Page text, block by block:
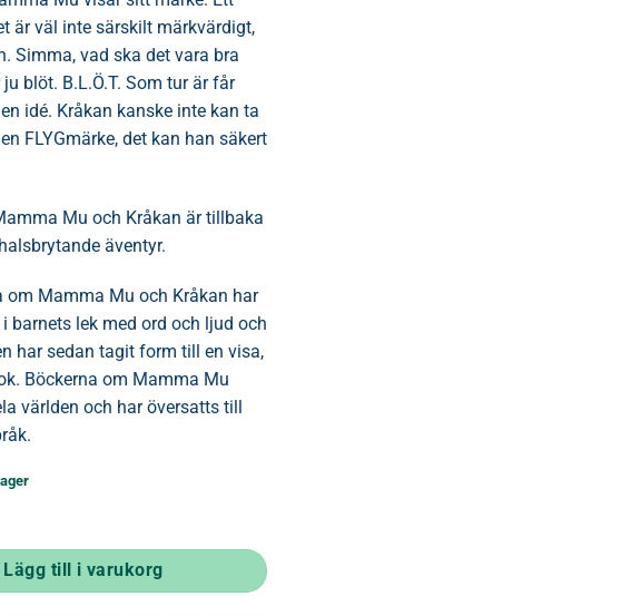
är väl inte särskilt märkvärdigt,
Simma, vad ska det vara bra
blöt. B.L.Ö.T. Som tur är får
idé. Kråkan kanske inte kan ta
FLYGmärke, det kan han säkert
Mu och Kråkan är tillbaka
äventyr.
om Mamma Mu och Kråkan har
barnets lek med ord och ljud och
har sedan tagit form till en visa,
Böckerna om Mamma Mu
världen och har översatts till
mängd
Lägg till i varukorg